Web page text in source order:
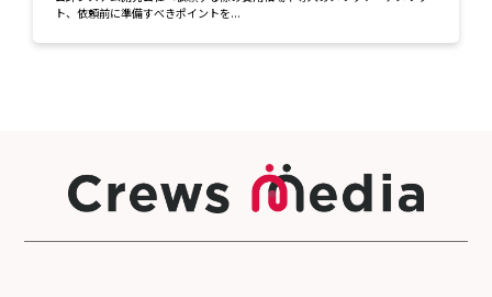
ト、依頼前に準備すべきポイントを...